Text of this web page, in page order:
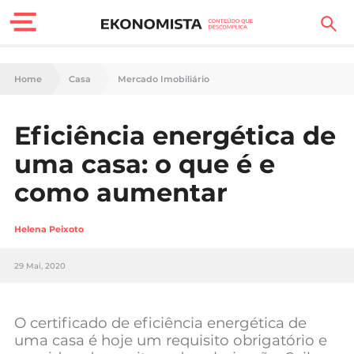
Finanças Pessoais
Carreira
Casa
Lifestyle
Sociedade
Negócios
Home Casa Mercado Imobiliário
Eficiência energética de
uma casa: o que é e
como aumentar
Helena Peixoto
29 Mai, 2020
O certificado de eficiência energética de
uma casa é hoje um requisito obrigatório e